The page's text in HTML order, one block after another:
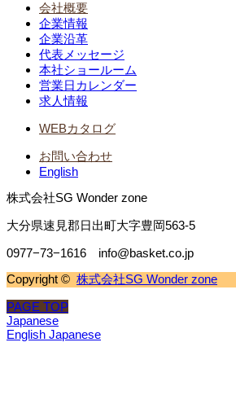
会社概要
企業情報
企業沿革
代表メッセージ
本社ショールーム
営業日カレンダー
求人情報
WEBカタログ
お問い合わせ
English
株式会社SG Wonder zone
大分県速見郡日出町大字豊岡563-5
0977−73−1616 info@basket.co.jp
Copyright © 株式会社SG Wonder zone
PAGE TOP
Japanese
English Japanese